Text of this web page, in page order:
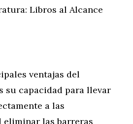
Libros al Alcance
ventajas del
su capacidad para llevar
a las
eliminar las barreras